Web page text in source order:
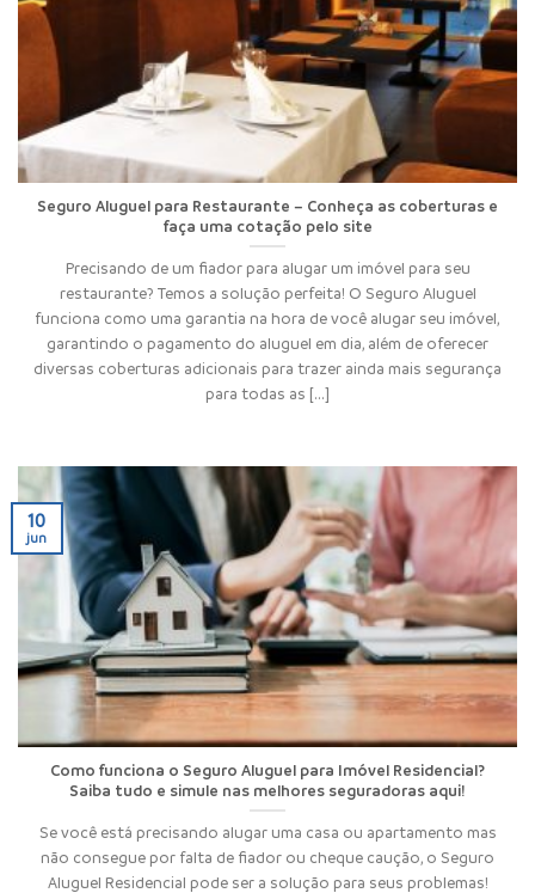
Seguro Aluguel para Restaurante – Conheça as coberturas e
faça uma cotação pelo site
Precisando de um fiador para alugar um imóvel para seu
restaurante? Temos a solução perfeita! O Seguro Aluguel
funciona como uma garantia na hora de você alugar seu imóvel,
garantindo o pagamento do aluguel em dia, além de oferecer
diversas coberturas adicionais para trazer ainda mais segurança
para todas as [...]
Como funciona o Seguro Aluguel para Imóvel Residencial?
Saiba tudo e simule nas melhores seguradoras aqui!
Se você está precisando alugar uma casa ou apartamento mas
não consegue por falta de fiador ou cheque caução, o Seguro
Aluguel Residencial pode ser a solução para seus problemas!
10
jun